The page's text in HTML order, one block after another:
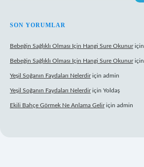
SON YORUMLAR
Bebeğin Sağlıklı Olması Için Hangi Sure Okunuriçin
Bebeğin Sağlıklı Olması Için Hangi Sure Okunuriçin
Yeşil Soğanın Faydaları Nelerdiriçin admin
Yeşil Soğanın Faydaları Nelerdiriçin Yoldaş
Ekili Bahçe Görmek Ne Anlama Geliriçin admin